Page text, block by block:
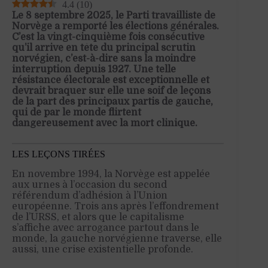
4.4 ( 10)
Le 8 septembre 2025, le Parti travailliste de
Norvège a remporté les élections générales.
C’est la vingt-cinquième fois consécutive
qu’il arrive en tête du principal scrutin
norvégien, c’est-à-dire sans la moindre
interruption depuis 1927. Une telle
résistance électorale est exceptionnelle et
devrait braquer sur elle une soif de leçons
de la part des principaux partis de gauche,
qui de par le monde flirtent
dangereusement avec la mort clinique.
LES LEÇONS TIRÉES
En novembre 1994, la Norvège est appelée
aux urnes à l’occasion du second
référendum d’adhésion à l’Union
européenne. Trois ans après l’effondrement
de l’URSS, et alors que le capitalisme
s’affiche avec arrogance partout dans le
monde, la gauche norvégienne traverse, elle
aussi, une crise existentielle profonde.